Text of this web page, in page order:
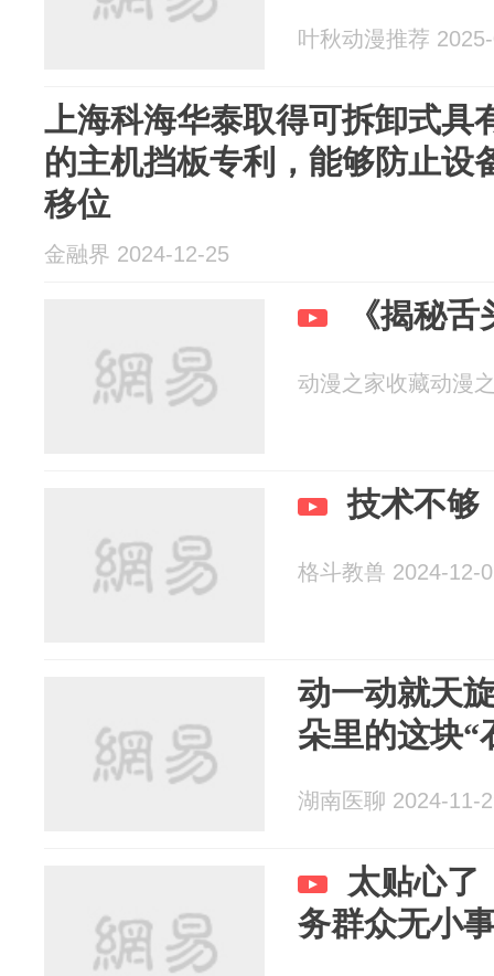
叶秋动漫推荐
上海科海华泰取得可拆卸式具
的主机挡板专利，能够防止设
移位
金融界 2024-12-25
《揭秘
动漫之家收藏动漫
技术不够
格斗教兽 2024-12-
动一动就天
朵里的这块“
湖南医聊 2024-11-
太贴心了
务群众无小